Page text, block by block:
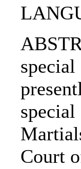
Court